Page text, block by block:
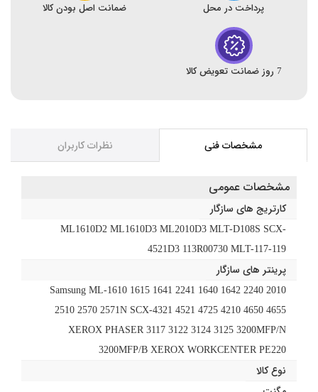
پرداخت در محل ضمانت اصل بودن کالا
7 روز ضمانت تعویض کالا
مشخصات فنی نظرات کاربران
مشخصات عمومی
کارتریج های سازگار
ML1610D2 ML1610D3 ML2010D3 MLT-D108S SCX-
4521D3 113R00730 MLT-117-119
پرینتر های سازگار
Samsung ML-1610 1615 1641 2241 1640 1642 2240 2010
2510 2570 2571N SCX-4321 4521 4725 4210 4650 4655
XEROX PHASER 3117 3122 3124 3125 3200MFP/N
3200MFP/B XEROX WORKCENTER PE220
نوع کالا